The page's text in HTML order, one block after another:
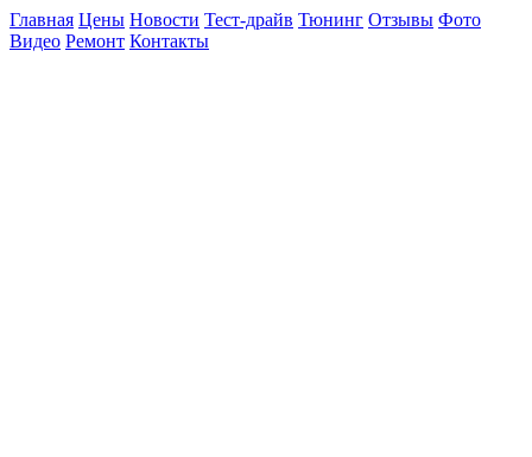
Главная Цены Новости Тест-драйв Тюнинг Отзывы Фото
Видео Ремонт Контакты